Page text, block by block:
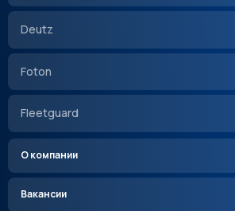
Deutz
Foton
Fleetguard
О компании
Вакансии